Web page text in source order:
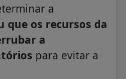
a
que os recursos da
a
para evitar a